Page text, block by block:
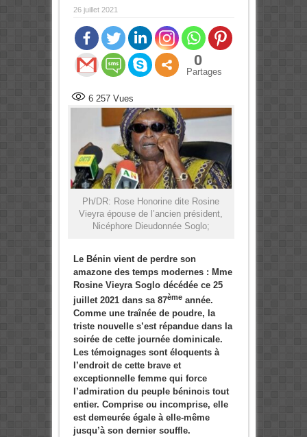
26 juillet 2021
0
Partages
6 257Vues
Ph/DR: Rose Honorine dite Rosine
Vieyra épouse de l’ancien président,
Nicéphore Dieudonnée Soglo;
Le Bénin vient de perdre son
amazone des temps modernes : Mme
Rosine Vieyra Soglo décédée ce 25
juillet 2021 dans sa 87èmeannée.
Comme une traînée de poudre, la
triste nouvelle s’est répandue dans la
soirée de cette journée dominicale.
Les témoignages sont éloquents à
l’endroit de cette brave et
exceptionnelle femme qui force
l’admiration du peuple béninois tout
entier. Comprise ou incomprise, elle
est demeurée égale à elle-même
jusqu’à son dernier souffle.